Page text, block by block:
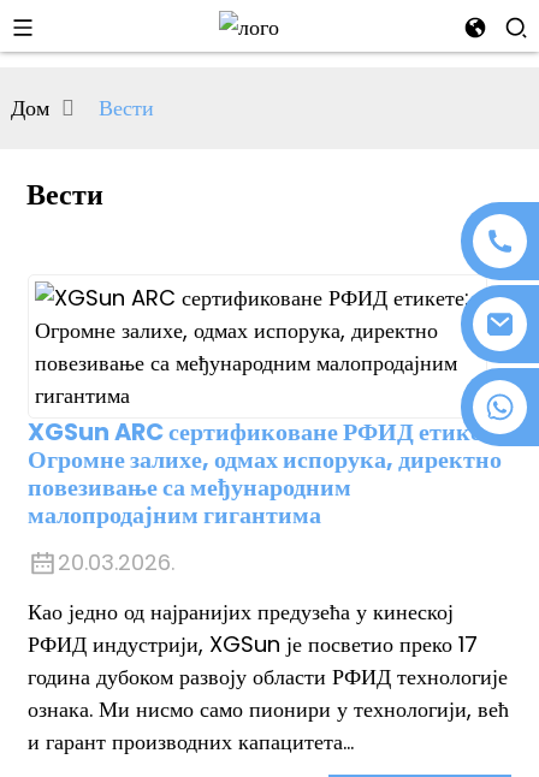
Дом Вести
Вести
XGSun ARC сертификоване РФИД етикете:
Огромне залихе, одмах испорука, директно
повезивање са међународним
малопродајним гигантима
20.03.2026.
Као једно од најранијих предузећа у кинеској
РФИД индустрији, XGSun је посветио преко 17
година дубоком развоју области РФИД технологије
ознака. Ми нисмо само пионири у технологији, већ
и гарант производних капацитета...